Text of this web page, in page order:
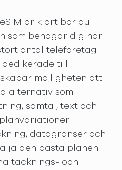
är klart bör du
som behagar dig när
antal teleföretag
till
möjligheten att
alternativ som
samtal, text och
datagränser och
den bästa planen
täcknings- och